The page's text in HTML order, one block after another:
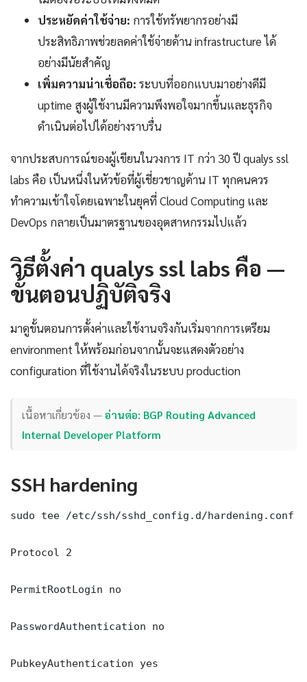
ประหยัดค่าใช้จ่าย: การใช้ทรัพยากรอย่างมี
ประสิทธิภาพช่วยลดค่าใช้จ่ายด้าน infrastructure ได้
อย่างมีนัยสำคัญ
เพิ่มความน่าเชื่อถือ: ระบบที่ออกแบบมาอย่างดีมี
uptime สูงผู้ใช้งานมีความพึงพอใจมากขึ้นและธุรกิจ
ดำเนินต่อไปได้อย่างราบรื่น
จากประสบการณ์ของผู้เขียนในวงการ IT กว่า 30 ปี qualys ssl
labs คือ เป็นหนึ่งในหัวข้อที่ผู้เชี่ยวชาญด้าน IT ทุกคนควร
ทำความเข้าใจโดยเฉพาะในยุคที่ Cloud Computing และ
DevOps กลายเป็นมาตรฐานของอุตสาหกรรมไปแล้ว
วิธีตั้งค่า qualys ssl labs คือ —
ขั้นตอนปฏิบัติจริง
มาดูขั้นตอนการตั้งค่าและใช้งานจริงกันเริ่มจากการเตรียม
environment ให้พร้อมก่อนจากนั้นจะแสดงตัวอย่าง
configuration ที่ใช้งานได้จริงในระบบ production
เนื้อหาเกี่ยวข้อง —อ่านต่อ: BGP Routing Advanced
Internal Developer Platform
SSH hardening
sudo tee /etc/ssh/sshd_config.d/hardening.conf
Protocol 2
PermitRootLogin no
PasswordAuthentication no
PubkeyAuthentication yes